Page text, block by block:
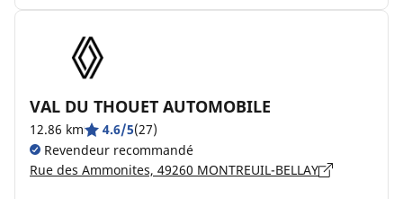
VAL DU THOUET AUTOMOBILE
12.86 km 4.6/5(27)
Revendeur recommandé
Rue des Ammonites, 49260 MONTREUIL-BELLAY